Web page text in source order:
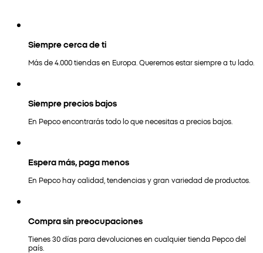
Siempre cerca de ti
Más de 4.000 tiendas en Europa. Queremos estar siempre a tu lado.
Siempre precios bajos
En Pepco encontrarás todo lo que necesitas a precios bajos.
Espera más, paga menos
En Pepco hay calidad, tendencias y gran variedad de productos.
Compra sin preocupaciones
Tienes 30 días para devoluciones en cualquier tienda Pepco del
país.